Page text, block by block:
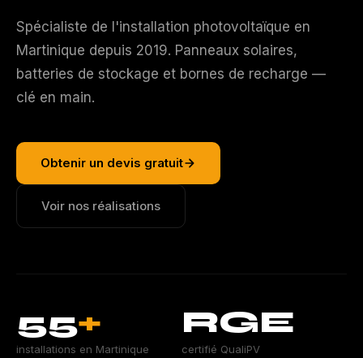
Spécialiste de l'installation photovoltaïque en
Martinique depuis 2019. Panneaux solaires,
batteries de stockage et bornes de recharge —
clé en main.
Obtenir un devis gratuit
Voir nos réalisations
55+
installations en Martinique
RGE
certifié QualiPV